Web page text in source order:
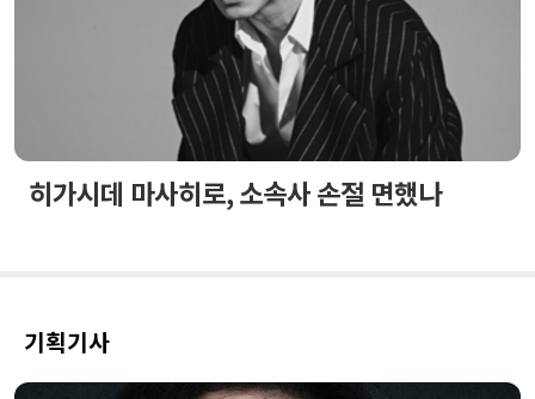
히가시데 마사히로, 소속사 손절 면했나
기획기사